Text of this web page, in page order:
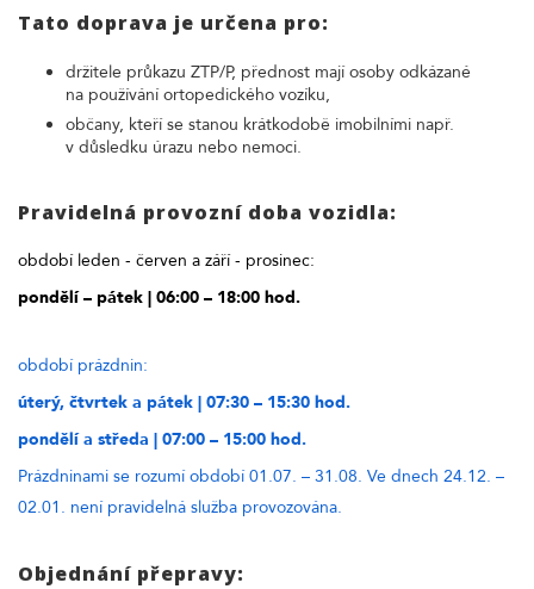
Tato doprava je určena pro:
držitele průkazu ZTP/P, přednost mají osoby odkázané
na používání ortopedického vozíku,
občany, kteří se stanou krátkodobě imobilními např.
v důsledku úrazu nebo nemoci.
Pravidelná provozní doba vozidla:
období leden - červen a září - prosinec:
pondělí – pátek | 06:00 – 18:00 hod.
období prázdnin:
úterý, čtvrtek a pátek | 07:30 – 15:30 hod.
pondělí a středa | 07:00 – 15:00 hod.
Prázdninami se rozumí období 01.07. – 31.08. Ve dnech 24.12. –
02.01. není pravidelná služba provozována.
Objednání přepravy: